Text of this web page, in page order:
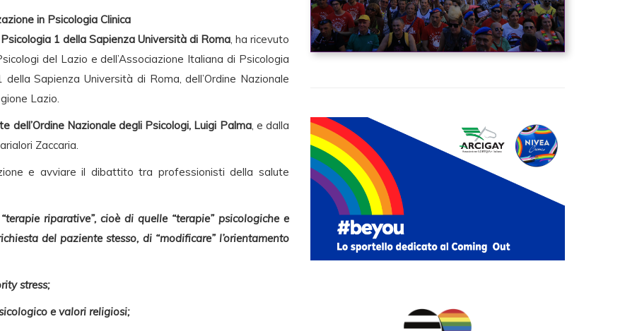
in Psicologia Clinica
1 della Sapienza Università di Roma, ha ricevuto
del Lazio e dell’Associazione Italiana di Psicologia
Sapienza Università di Roma, dell’Ordine Nazionale
Lazio.
dell’Ordine Nazionale degli Psicologi, Luigi Palma, e dalla
Zaccaria.
e avviare il dibattito tra professionisti della salute
riparative”, cioè di quelle “terapie” psicologiche e
del paziente stesso, di “modificare” l’orientamento
stress;
e valori religiosi;